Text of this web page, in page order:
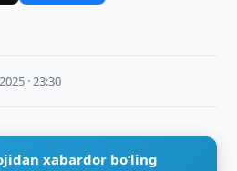
· 23:30
xabardor bo‘ling